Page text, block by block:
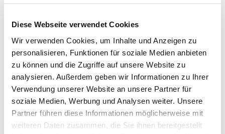
Diese Webseite verwendet Cookies
Wir verwenden Cookies, um Inhalte und Anzeigen zu
personalisieren, Funktionen für soziale Medien anbieten
zu können und die Zugriffe auf unsere Website zu
analysieren. Außerdem geben wir Informationen zu Ihrer
Verwendung unserer Website an unsere Partner für
soziale Medien, Werbung und Analysen weiter. Unsere
Partner führen diese Informationen möglicherweise mit
weiteren Daten zusammen, die Sie ihnen bereitgestellt